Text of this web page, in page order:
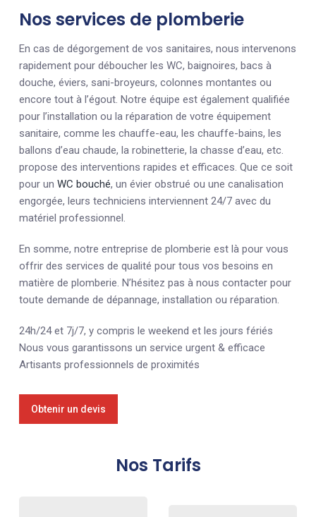
Nos services de plomberie
En cas de dégorgement de vos sanitaires, nous intervenons
rapidement pour déboucher les WC, baignoires, bacs à
douche, éviers, sani-broyeurs, colonnes montantes ou
encore tout à l’égout. Notre équipe est également qualifiée
pour l’installation ou la réparation de votre équipement
sanitaire, comme les chauffe-eau, les chauffe-bains, les
ballons d’eau chaude, la robinetterie, la chasse d’eau, etc.
propose des interventions rapides et efficaces. Que ce soit
pour un WC bouché, un évier obstrué ou une canalisation
engorgée, leurs techniciens interviennent 24/7 avec du
matériel professionnel.
En somme, notre entreprise de plomberie est là pour vous
offrir des services de qualité pour tous vos besoins en
matière de plomberie. N’hésitez pas à nous contacter pour
toute demande de dépannage, installation ou réparation.
24h/24 et 7j/7, y compris le weekend et les jours fériés
Nous vous garantissons un service urgent & efficace
Artisants professionnels de proximités
Obtenir un devis
Nos Tarifs